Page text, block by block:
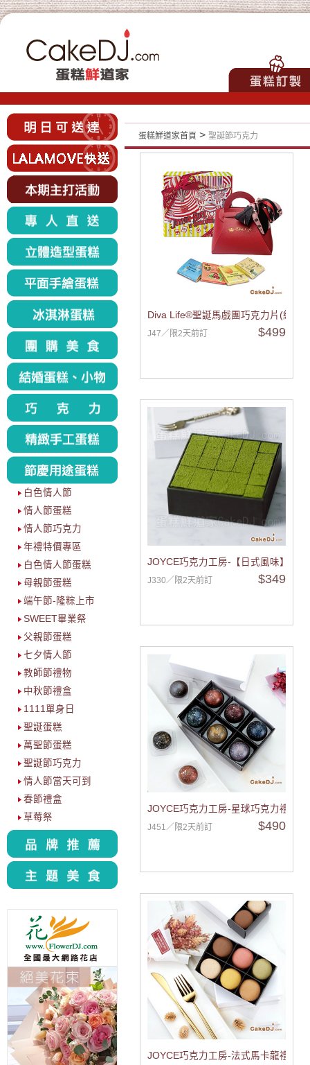
白色情人節
情人節蛋糕
情人節巧克力
年禮特價專區
白色情人節蛋糕
母親節蛋糕
端午節-隆粽上市
SWEET畢業祭
父親節蛋糕
七夕情人節
教師節禮物
中秋節禮盒
1111單身日
聖誕蛋糕
萬聖節蛋糕
聖誕節巧克力
情人節當天可到
春節禮盒
草莓祭
蛋糕鮮道家首頁 > 聖誕節巧克力
Diva Life®聖誕馬戲團巧克力片(紅色
J47／限2天前訂 $499
JOYCE巧克力工房-【日式風味】森
J330／限2天前訂 $349
JOYCE巧克力工房-星球巧克力禮盒6
J451／限2天前訂 $490
JOYCE巧克力工房-法式馬卡龍禮盒6